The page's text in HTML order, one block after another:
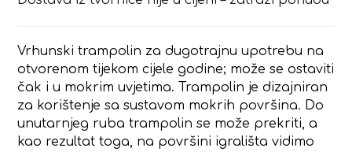
Vrhunski trampolin za dugotrajnu upotrebu na
otvorenom tijekom cijele godine; može se ostaviti
čak i u mokrim uvjetima. Trampolin je dizajniran
za korištenje sa sustavom mokrih površina. Do
unutarnjeg ruba trampolin se može prekriti, a
kao rezultat toga, na površini igrališta vidimo